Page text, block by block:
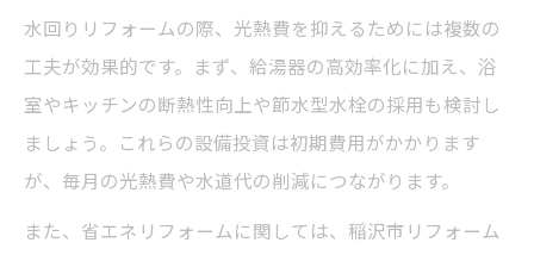
水回りリフォームの際、光熱費を抑えるためには複数の
工夫が効果的です。まず、給湯器の高効率化に加え、浴
室やキッチンの断熱性向上や節水型水栓の採用も検討し
ましょう。これらの設備投資は初期費用がかかります
が、毎月の光熱費や水道代の削減につながります。
また、省エネリフォームに関しては、稲沢市リフォーム